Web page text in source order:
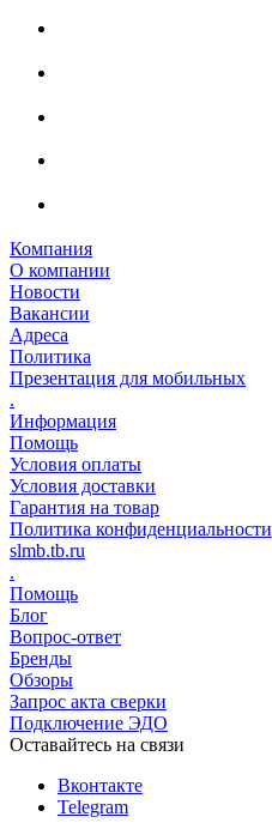
Компания
О компании
Новости
Вакансии
Адреса
Политика
Презентация для мобильных
.
Информация
Помощь
Условия оплаты
Условия доставки
Гарантия на товар
Политика конфиденциальности
slmb.tb.ru
.
Помощь
Блог
Вопрос-ответ
Бренды
Обзоры
Запрос акта сверки
Подключение ЭДО
Оставайтесь на связи
Вконтакте
Telegram